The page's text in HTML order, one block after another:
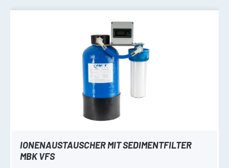
IONENAUSTAUSCHER MIT SEDIMENTFILTER
MBK VFS